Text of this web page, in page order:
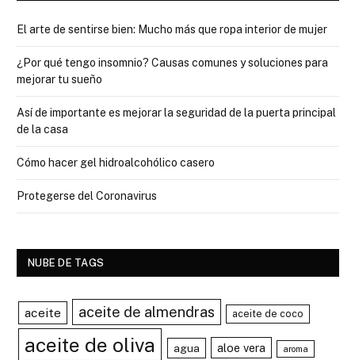
El arte de sentirse bien: Mucho más que ropa interior de mujer
¿Por qué tengo insomnio? Causas comunes y soluciones para
mejorar tu sueño
Así de importante es mejorar la seguridad de la puerta principal
de la casa
Cómo hacer gel hidroalcohólico casero
Protegerse del Coronavirus
NUBE DE TAGS
aceite aceite de almendras aceite de coco
aceite de oliva agua aloe vera aroma